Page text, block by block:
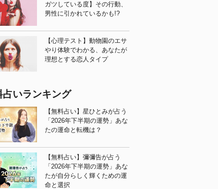
ガツしている度】その行動、
男性に引かれているかも!?
【心理テスト】動物園のエサ
やり体験でわかる、あなたが
理想とする恋人タイプ
占いランキング
【無料占い】星ひとみが占う
「2026年下半期の運勢」あな
たの運命と転機は？
【無料占い】彌彌告が占う
「2026年下半期の運勢」あな
たが自分らしく輝くための運
命と選択